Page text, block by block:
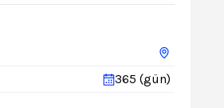
365 (gün)